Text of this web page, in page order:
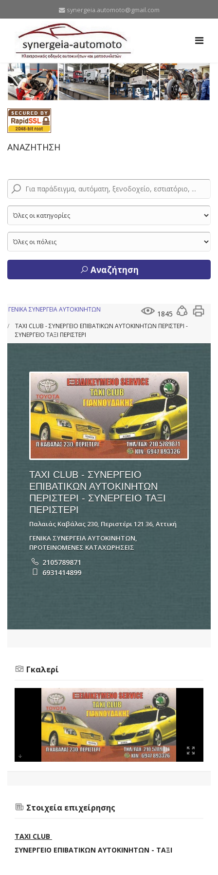
synergeia.automoto@gmail.com
ΑΝΑΖΗΤΗΣΗ
Αναζήτηση
1845
ΓΕΝΙΚΑ ΣΥΝΕΡΓΕΙΑ ΑΥΤΟΚΙΝΗΤΩΝ
TAXI CLUB - ΣΥΝΕΡΓΕΙΟ ΕΠΙΒΑΤΙΚΩΝ ΑΥΤΟΚΙΝΗΤΩΝ ΠΕΡΙΣΤΕΡΙ -
ΣΥΝΕΡΓΕΙΟ ΤΑΞΙ ΠΕΡΙΣΤΕΡΙ
TAXI CLUB - ΣΥΝΕΡΓΕΙΟ
ΕΠΙΒΑΤΙΚΩΝ ΑΥΤΟΚΙΝΗΤΩΝ
ΠΕΡΙΣΤΕΡΙ - ΣΥΝΕΡΓΕΙΟ ΤΑΞΙ
ΠΕΡΙΣΤΕΡΙ
Παλαιάς Καβάλας 230, Περιστέρι 121 36, Αττική
ΓΕΝΙΚΑ ΣΥΝΕΡΓΕΙΑ ΑΥΤΟΚΙΝΗΤΩΝ,
ΠΡΟΤΕΙΝΟΜΕΝΕΣ ΚΑΤΑΧΩΡΗΣΕΙΣ
2105789871
6931414899
Γκαλερί
Στοιχεία επιχείρησης
TAXI CLUB
ΣΥΝΕΡΓΕΙΟ ΕΠΙΒΑΤΙΚΩΝ ΑΥΤΟΚΙΝΗΤΩΝ - ΤΑΞΙ